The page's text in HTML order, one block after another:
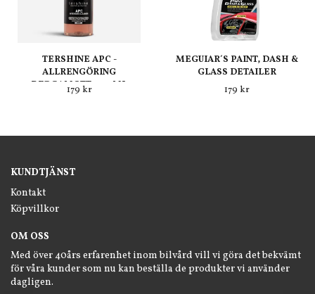
TERSHINE APC -
ALLRENGÖRING
BERGAMOTT 500 ML
179 kr
MEGUIAR´S PAINT, DASH &
GLASS DETAILER
179 kr
KUNDTJÄNST
Kontakt
Köpvillkor
OM OSS
Med över 40års erfarenhet inom bilvård vill vi göra det bekvämt
för våra kunder som nu kan beställa de produkter vi använder
dagligen.